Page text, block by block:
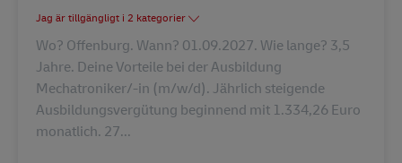
Jag är tillgängligt i 2 kategorier
Wo? Offenburg. Wann? 01.09.2027. Wie lange? 3,5
Jahre. Deine Vorteile bei der Ausbildung
Mechatroniker/-in (m/w/d). Jährlich steigende
Ausbildungsvergütung beginnend mit 1.334,26 Euro
monatlich. 27...